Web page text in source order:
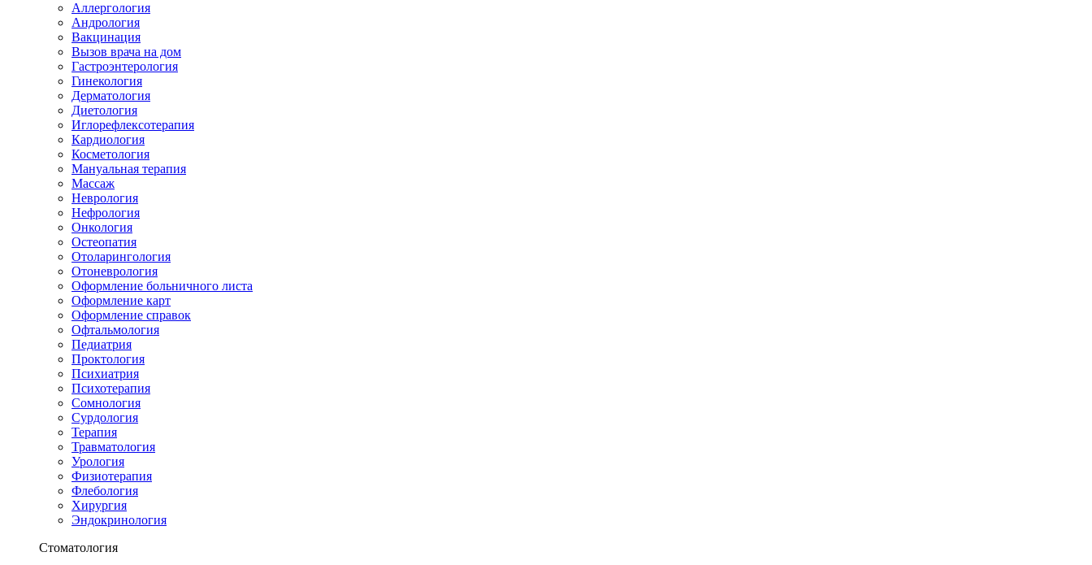
Аллергология
Андрология
Вакцинация
Вызов врача на дом
Гастроэнтерология
Гинекология
Дерматология
Диетология
Иглорефлексотерапия
Кардиология
Косметология
Мануальная терапия
Массаж
Неврология
Нефрология
Онкология
Остеопатия
Отоларингология
Отоневрология
Оформление больничного листа
Оформление карт
Оформление справок
Офтальмология
Педиатрия
Проктология
Психиатрия
Психотерапия
Сомнология
Сурдология
Терапия
Травматология
Урология
Физиотерапия
Флебология
Хирургия
Эндокринология
Стоматология